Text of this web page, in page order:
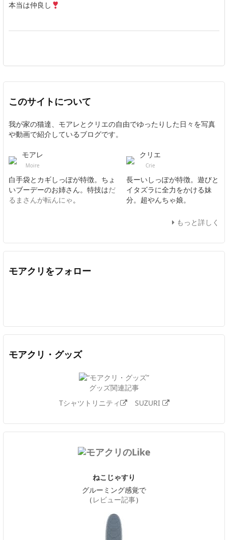
本当は仲良し
このサイトについて
我が家の猫達、モアレとクリエの自由でゆったりした日々を写真
や動画で紹介しているブログです。
モアレ
Moire
白手袋とカギしっぽが特徴。ちょ
いブーデーのお姉さん。特技はだ
るまさんが転んにゃ。
クリエ
Crie
長ーいしっぽが特徴。遊びと
イタズラに全力をかける妹
分。超やんちゃ娘。
もっと詳しく
モアクリをフォロー
モアクリ・グッズ
グッズ関連記事
Tシャツトリニティ
SUZURI
ねこじゃすり
グルーミング感覚で
（ レビュー記事）